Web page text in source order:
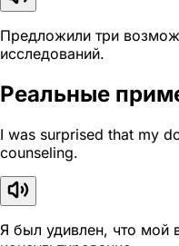
Предложили три
исследований.
Реальные
I was surprised that my
counseling.
Я был удивлен, что мой